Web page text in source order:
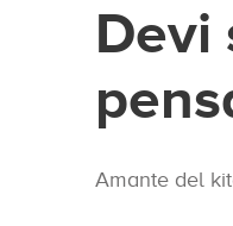
Devi
Amante del